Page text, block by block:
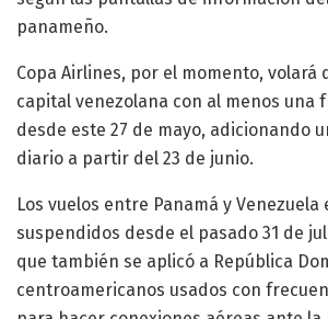
panameño.
Copa Airlines, por el momento, volará
capital venezolana con al menos una
desde este 27 de mayo, adicionando
diario a partir del 23 de junio.
Los vuelos entre Panamá y Venezuela
suspendidos desde el pasado 31 de
que también se aplicó a República
centroamericanos usados con